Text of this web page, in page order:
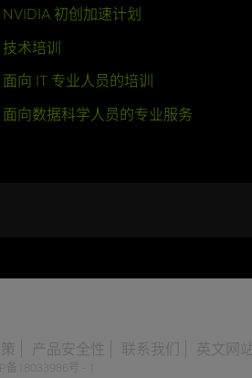
NVIDIA 初创加速计划
技术培训
面向 IT 专业人员的培训
面向数据科学人员的专业服务
产品安全性 联系我们 英文网站
备18033986号 - 1